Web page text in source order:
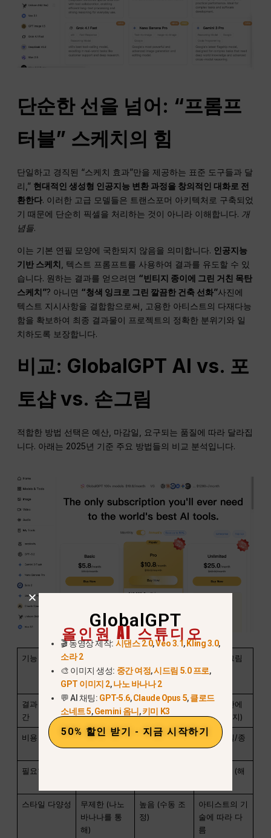
단순한 선을 넘어: “프롬프
터블” 스케치의 힘
단일하고 경직된 “스케치 효과”만을 제공하는 표준 도구들과 달
리,” 현대적인생성형 인공지능 변환 과정을 창의적인 대화로 전
환한다. 이러한 고급 모델들은 트랜스포머 아키텍처로 구축되었
기 때문에 단순히 픽셀을 처리하는 것이 아니라 이해합니다. 개
념들.
이는 기본 연필 모양에 국한되지 않음을 의미합니다. 인공지능
기반 스케치, 텍스트 프롬프트를 사용하여 결과를 유도할 수 있
습니다. 원하는 결과를 얻으려면 “빈티지 종이에 그린 거친 목탄
스케치”? 아니면 “청색 잉크로 그린 깔끔한 건축 선화”사진에
텍스트 지시사항을 결합함으로써, 고용한 아티스트의 다재다능
함을 확보하여 최종 결과물이 프로젝트의 정확한 분위기와 일
치하도록 보장합니다.
비교: GlobalGPT AI vs. 포
토샵 vs. 손그림
적합한 방법 선택은 예산, 마감일, 요구되는 품질에 따라 달라집
니다. 아래는 2025년 기준 주요 방법들의 비교 분석입니다.
기능
GlobalGPT
(무료 도구 /
나노 바나나)
수동 손 그림
결과 도출 시
간
즉시 (< 10초)
중간 (20-40
분)
느림 (시간에
서 며칠까지)
비용
무료 / $5.75
(스타터)
~$22.99 / 월
무료 (연필/종
이 비용)
필요한 기술
매우 높음 (해
스타일 다양성
무제한 (나노
바나나를 통
해)
높음 (수동 조
정)
아티스트의 기
술에 따라 다
름
GlobalGPT
올인원 AI 스튜디오
🎬 동영상 제작: 시댄스 2.0,Veo 3.1,Kling 3.0,
소라 2
🎨 이미지 생성: 중간 여정,시드림 5.0 프로,
GPT 이미지 2,나노 바나나 2
💬 AI 채팅: GPT-5.6,Claude Opus 5,클로드
소네트 5,Gemini 옴니,키미 K3
50% 할인 받기 - 지금 시작하기